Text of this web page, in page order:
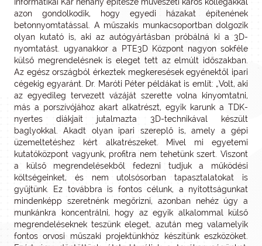
azon gondolkodik, hogy egyedi házakat építenének
betonnyomtatással. A műszakis munkacsoportban dolgozik
olyan kutató is, aki az autógyártásban próbálná ki a 3D-
nyomtatást. ugyanakkor a PTE3D Központ nagyon sokféle
külső megrendelésnek is eleget tett az elmúlt időszakban.
Az egész országból érkeztek megkeresések egyénektől ipari
cégekig egyaránt. Dr. Maróti Péter példákat is említ: „Volt, aki
az egyedileg tervezett vázáját szerette volna kinyomtatni,
más a porszívójához akart alkatrészt, egyik karunk a TDK-
nyertes diákjait jutalmazta 3D-technikával készült
baglyokkal. Akadt olyan ipari szereplő is, amely a gépi
üzemeltetéshez kért alkatrészeket. Mivel mi egyetemi
kutatóközpont vagyunk, profitra nem tehetünk szert. Viszont
a külső megrendelésekből fedezni tudjuk a működési
költségeinket, és nem utolsósorban tapasztalatokat is
gyűjtünk. Ez továbbra is fontos célunk, a nyitottságunkat
mindenképp szeretnénk megőrizni, azonban nehéz úgy a
munkánkra koncentrálni, hogy az egyik alkalommal külső
megrendeléseknek teszünk eleget, azután meg valamelyik
fontos orvosi műszaki projektünkhöz készítünk eszközöket.